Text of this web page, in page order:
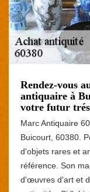
Rendez-vous
antiquaire à
votre futur
Marc Antiquaire
Buicourt, 60380.
d'objets rares et
référence. Son
d'œuvres d'art et